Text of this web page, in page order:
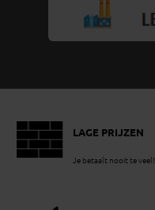
LAGE PRIJZEN
Je betaalt nooit te veel!